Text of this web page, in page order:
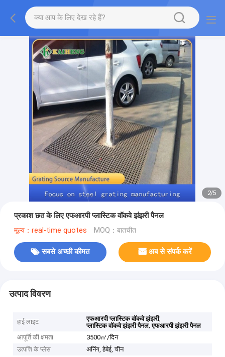
2/5
प्रकाश छत के लिए एफआरपी प्लास्टिक वॉकवे झंझरी पैनल
मूल्य：real-time quotes MOQ：बातचीत
सबसे अच्छी कीमत अब से संपर्क करें
उत्पाद विवरण
हाई लाइट एफआरपी प्लास्टिक वॉकवे झंझरी,
प्लास्टिक वॉकवे झंझरी पैनल,एफआरपी झंझरी पैनल
आपूर्ति की क्षमता
3500㎡/दिन
उत्पत्ति के प्लेस
अनिंग, हेबेई, चीन